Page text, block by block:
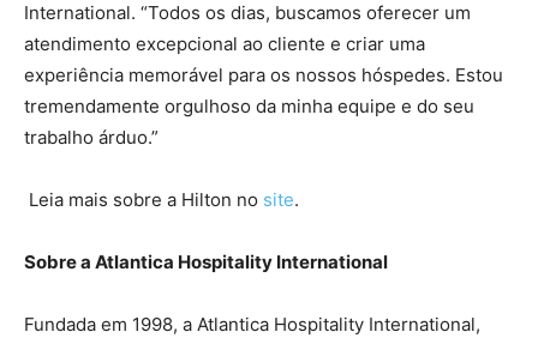
International. “Todos os dias, buscamos oferecer um
atendimento excepcional ao cliente e criar uma
experiência memorável para os nossos hóspedes. Estou
tremendamente orgulhoso da minha equipe e do seu
trabalho árduo.”
Leia mais sobre a Hilton no site.
Sobre a Atlantica Hospitality International
Fundada em 1998, a Atlantica Hospitality International,